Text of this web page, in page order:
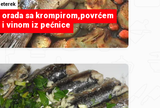
eterek
orada sa krompirom,povrćem
i vinom iz pećnice